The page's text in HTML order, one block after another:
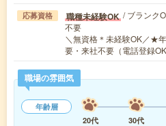
応募資格 職種未経験OK / ブランク
不要
＼無資格＊未経験OK／★
要・来社不要（電話登録
職場の雰囲気
年齢層
20代
30代